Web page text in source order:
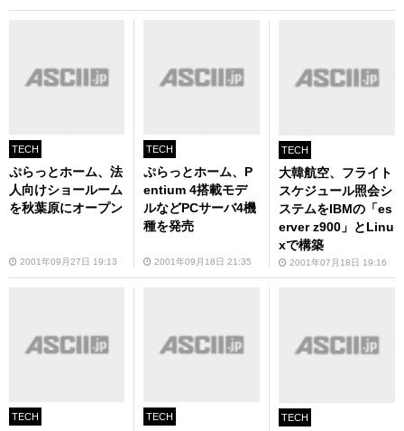
TECH
ぷらっとホーム、法
人向けショールーム
を秋葉原にオープン
2001年09月27日 19:13
TECH
ぷらっとホーム、P
entium 4搭載モデ
ルなどPCサーバ4機
種を発売
2001年09月18日 21:35
TECH
大韓航空、フライト
スケジュール照会シ
ステムをIBMの「es
erver z900」とLinu
xで構築
2001年07月18日 19:16
TECH TECH TECH